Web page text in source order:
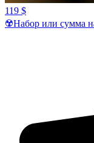
119 $
☢️Набор или сумма